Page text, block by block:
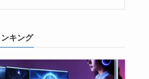
キング